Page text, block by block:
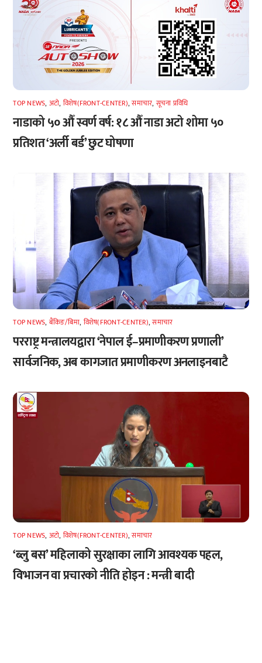
TOP NEWS, अटाे, विशेष(FRONT-CENTER),समाचार, सूचना प्रविधि
नाडाको ५० औँ स्वर्ण वर्ष: १८ औँ नाडा अटो शोमा ५०
प्रतिशत ‘अर्ली बर्ड’ छुट घोषणा
TOP NEWS, बैंकिङ/बिमा, विशेष(FRONT-CENTER),समाचार
परराष्ट्र मन्त्रालयद्वारा ‘नेपाल ई–प्रमाणीकरण प्रणाली’
सार्वजनिक, अब कागजात प्रमाणीकरण अनलाइनबाटै
TOP NEWS, अटाे, विशेष(FRONT-CENTER),समाचार
‘ब्लु बस’ महिलाको सुरक्षाका लागि आवश्यक पहल,
विभाजन वा प्रचारको नीति होइन : मन्त्री बादी